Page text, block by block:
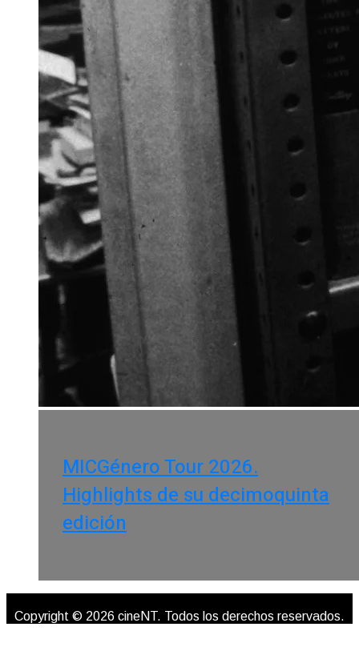
MICGénero Tour 2026.
Highlights de su decimoquinta
edición
Copyright © 2026 cineNT. Todos los derechos reservados.